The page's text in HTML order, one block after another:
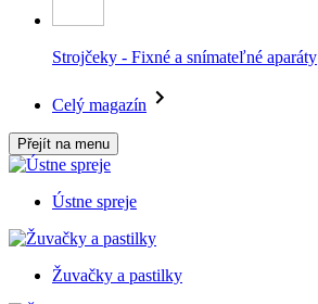
Strojčeky - Fixné a snímateľné aparáty
Celý magazín
Přejít na menu
Ústne spreje
Žuvačky a pastilky